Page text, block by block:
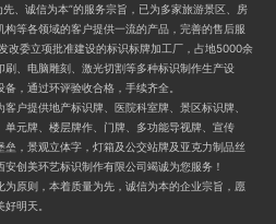
、诚信为本”的服务宗旨，已为多家旅游景区、房
等各领域的客户提供一流的产品，完善的售后服
改委立项批准建设的标识标牌加工厂，占地5000余
、电脑雕刻、激光切割等多种标识制作生产设
，通过环评验收合格，手续齐全。
户提供地产标识牌、医院科室牌、景区标识牌、
元牌、楼层牌作、门牌、多功能导视牌、宣传
，景观立体字，灯箱及公交站牌及亚克力制品丝
创美环艺标识制作有限公司竭诚为您服务！
原则，本着质量为先，诚信为本的企业宗旨，愿
明天。